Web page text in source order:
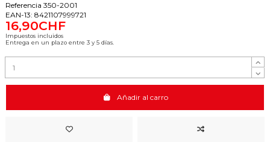
Referencia 350-2001
EAN-13: 8421107999721
16,90CHF
Impuestos incluidos
Entrega en un plazo entre 3 y 5 días.
Añadir al carro